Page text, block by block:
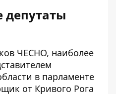
ЧЕСНО, наиболее
в парламенте
от Кривого Рога